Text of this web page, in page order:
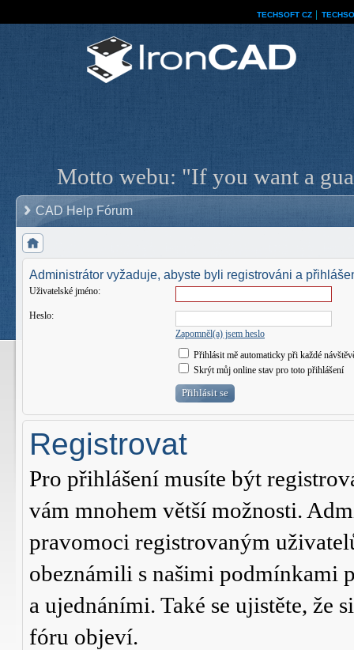
TECHSOFT CZ
Motto webu: "If you want a
CAD Help Fórum
Administrátor vyžaduje, abyste byli registrováni a
Uživatelské jméno:
Heslo:
Zapomněl(a) jsem heslo
Přihlásit mě automaticky při každé
Skrýt můj online stav pro toto přihlášení
Registrovat
Pro přihlášení musíte být
vám mnohem větší možnosti.
pravomoci registrovaným
obeznámili s našimi podmínkami
a ujednáními. Také se ujistěte, že
fóru objeví.